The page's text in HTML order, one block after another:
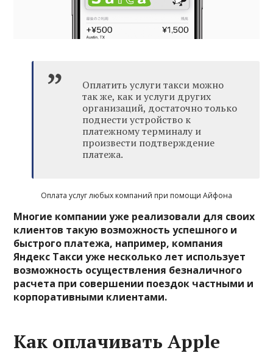
Оплатить услуги такси можно
так же, как и услуги других
организаций, достаточно только
поднести устройство к
платежному терминалу и
произвести подтверждение
платежа.
Оплата услуг любых компаний при помощи Айфона
Многие компании уже реализовали для своих
клиентов такую возможность успешного и
быстрого платежа, например, компания
Яндекс Такси уже несколько лет использует
возможность осуществления безналичного
расчета при совершении поездок частными и
корпоративными клиентами.
Как оплачивать Apple